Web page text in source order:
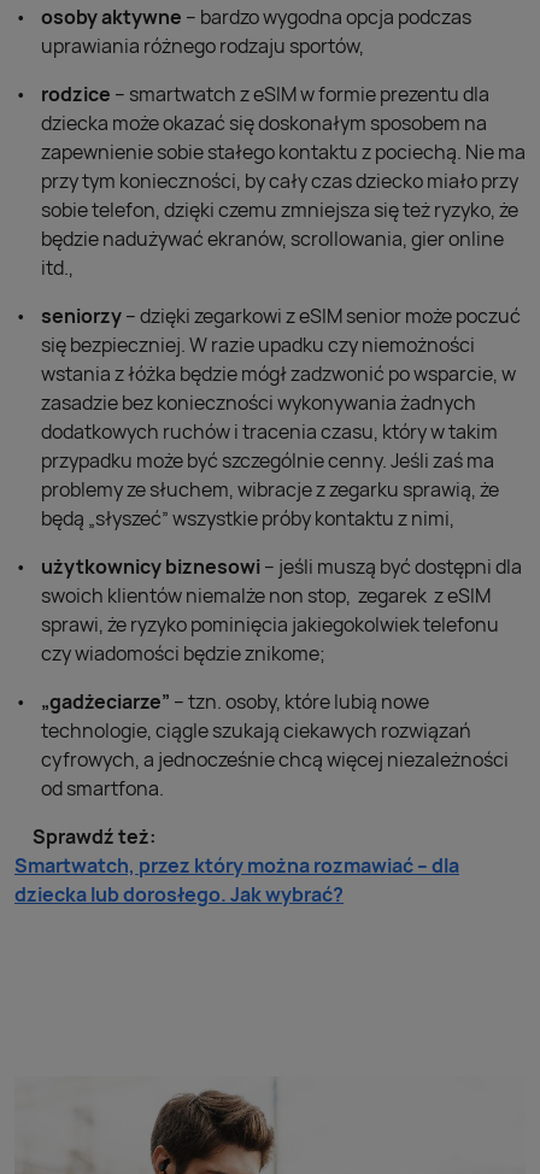
osoby aktywne – bardzo wygodna opcja podczas
uprawiania różnego rodzaju sportów,
rodzice – smartwatch z eSIM w formie prezentu dla
dziecka może okazać się doskonałym sposobem na
zapewnienie sobie stałego kontaktu z pociechą. Nie ma
przy tym konieczności, by cały czas dziecko miało przy
sobie telefon, dzięki czemu zmniejsza się też ryzyko, że
będzie nadużywać ekranów, scrollowania, gier online
itd.,
seniorzy– dzięki zegarkowi z eSIM senior może poczuć
się bezpieczniej. W razie upadku czy niemożności
wstania z łóżka będzie mógł zadzwonić po wsparcie, w
zasadzie bez konieczności wykonywania żadnych
dodatkowych ruchów i tracenia czasu, który w takim
przypadku może być szczególnie cenny. Jeśli zaś ma
problemy ze słuchem, wibracje z zegarku sprawią, że
będą „słyszeć” wszystkie próby kontaktu z nimi,
użytkownicy biznesowi – jeśli muszą być dostępni dla
swoich klientów niemalże non stop, zegarek z eSIM
sprawi, że ryzyko pominięcia jakiegokolwiek telefonu
czy wiadomości będzie znikome;
„gadżeciarze” – tzn. osoby, które lubią nowe
technologie, ciągle szukają ciekawych rozwiązań
cyfrowych, a jednocześnie chcą więcej niezależności
od smartfona.
Sprawdź też:
Smartwatch, przez który można rozmawiać – dla
dziecka lub dorosłego. Jak wybrać?